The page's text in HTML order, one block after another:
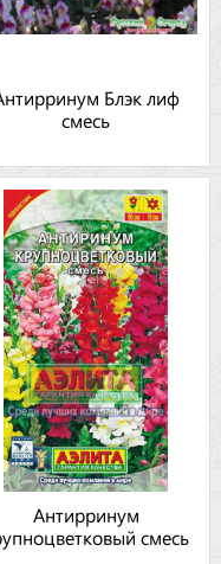
Блэк лиф
смесь
Антирринум
смесь